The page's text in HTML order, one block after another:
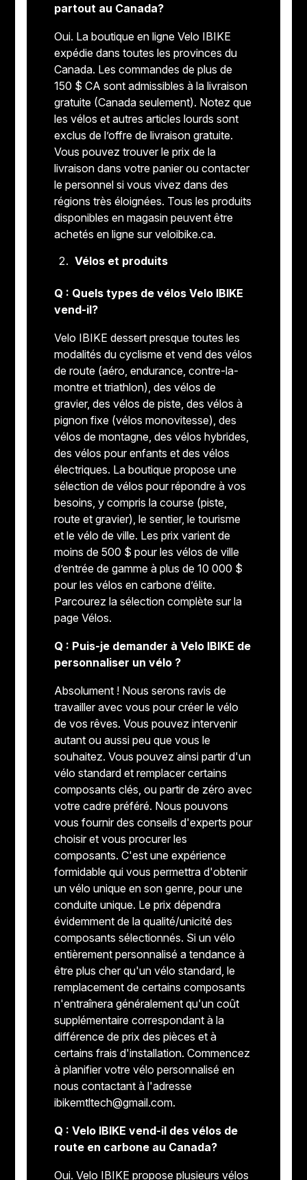
partout au Canada?
Oui. La boutique en ligne Velo IBIKE
expédie dans toutes les provinces du
Canada. Les commandes de plus de
150 $ CA sont admissibles à la livraison
gratuite (Canada seulement). Notez que
les vélos et autres articles lourds sont
exclus de l’offre de livraison gratuite.
Vous pouvez trouver le prix de la
livraison dans votre panier ou contacter
le personnel si vous vivez dans des
régions très éloignées. Tous les produits
disponibles en magasin peuvent être
achetés en ligne sur veloibike.ca.
Vélos et produits
Q : Quels types de vélos Velo IBIKE
vend-il?
Velo IBIKE dessert presque toutes les
modalités du cyclisme et vend des vélos
de route (aéro, endurance, contre-la-
montre et triathlon), des vélos de
gravier, des vélos de piste, des vélos à
pignon fixe (vélos monovitesse), des
vélos de montagne, des vélos hybrides,
des vélos pour enfants et des vélos
électriques. La boutique propose une
sélection de vélos pour répondre à vos
besoins, y compris la course (piste,
route et gravier), le sentier, le tourisme
et le vélo de ville. Les prix varient de
moins de 500 $ pour les vélos de ville
d’entrée de gamme à plus de 10 000 $
pour les vélos en carbone d’élite.
Parcourez la sélection complète sur la
page Vélos.
Q : Puis-je demander à Velo IBIKE de
personnaliser un vélo ?
Absolument ! Nous serons ravis de
travailler avec vous pour créer le vélo
de vos rêves. Vous pouvez intervenir
autant ou aussi peu que vous le
souhaitez. Vous pouvez ainsi partir d'un
vélo standard et remplacer certains
composants clés, ou partir de zéro avec
votre cadre préféré. Nous pouvons
vous fournir des conseils d'experts pour
choisir et vous procurer les
composants. C'est une expérience
formidable qui vous permettra d'obtenir
un vélo unique en son genre, pour une
conduite unique. Le prix dépendra
évidemment de la qualité/unicité des
composants sélectionnés. Si un vélo
entièrement personnalisé a tendance à
être plus cher qu'un vélo standard, le
remplacement de certains composants
n'entraînera généralement qu'un coût
supplémentaire correspondant à la
différence de prix des pièces et à
certains frais d'installation. Commencez
à planifier votre vélo personnalisé en
nous contactant à l'adresse
ibikemtltech@gmail.com.
Q : Velo IBIKE vend-il des vélos de
route en carbone au Canada?
Oui. Velo IBIKE propose plusieurs vélos